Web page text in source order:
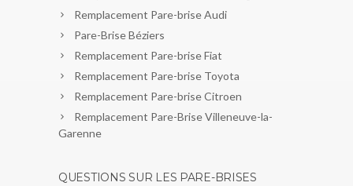
Remplacement Pare-brise Audi
Pare-Brise Béziers
Remplacement Pare-brise Fiat
Remplacement Pare-brise Toyota
Remplacement Pare-brise Citroen
Remplacement Pare-Brise Villeneuve-la-
Garenne
QUESTIONS SUR LES PARE-BRISES